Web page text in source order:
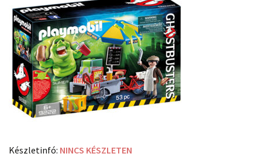
Készletinfó: NINCS KÉSZLETEN